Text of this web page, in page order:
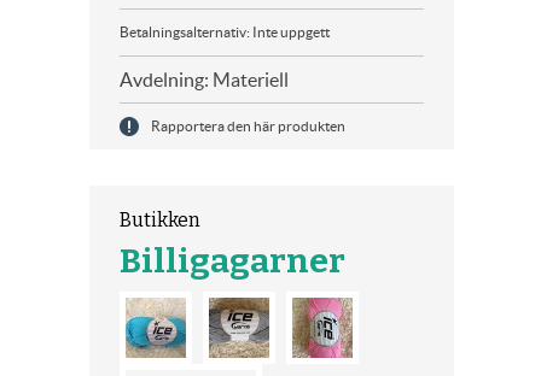
Betalningsalternativ: Inte uppgett
Avdelning: Materiell
Rapportera den här produkten
Butikken
Billigagarner